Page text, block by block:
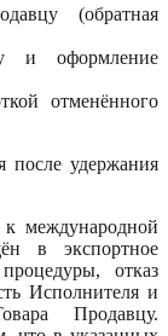
(обратная
и оформление
отменённого
после удержания
международной
в экспортное
отказ
Исполнителя и
Продавцу.